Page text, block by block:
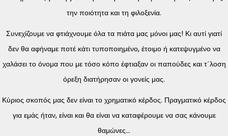
την ποιότητα και τη φιλοξενία.
Συνεχίζουμε να φτιάχνουμε όλα τα πιάτα μας μόνοι μας! Κι αυτί γιατί
δεν θα αφήναμε ποτέ κάτι τυποποιημένο, έτοιμο ή κατεψυγμένο να
χαλάσει το όνομα που με τόσο κόπο έφτιαξαν οι παπούδες και τ΄λοση
όρεξη διατήρησαν οι γονείς μας.
Κύριος σκοπός μας δεν είναι το χρηματικό κέρδος. Πραγματικό κέρδος
για εμάς ήταν, είναι και θα είναι να καταφέρουμε να σας κάνουμε
θαμώνες...